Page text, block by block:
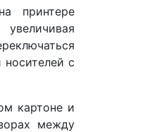
принтере
с
картоне и
между